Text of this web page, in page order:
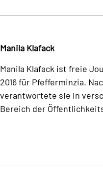
Manila Klafack
Manila Klafack ist freie
2016 für Pfefferminzia.
verantwortete sie in
Bereich der